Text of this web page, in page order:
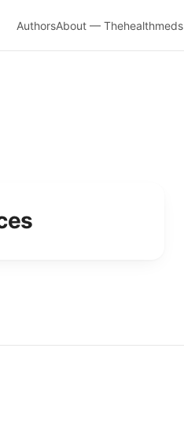
AuthorsAbout — Thehealthmeds